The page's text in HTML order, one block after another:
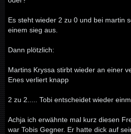
Es steht wieder 2 zu 0 und bei martin
einem sieg aus.
Dann plötzlich:
Martins Kryssa stirbt wieder an einer
Enes verliert knapp
2 zu 2..... Tobi entscheidet wieder
Achja ich erwähnte mal kurz diesen
war Tobis Gegner. Er hatte dick auf